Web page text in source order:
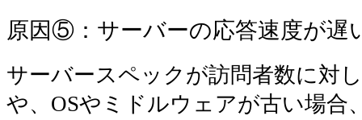
原因⑤：サーバーの応答速度が遅
サーバースペックが訪問者数に対
や、OSやミドルウェアが古い場合